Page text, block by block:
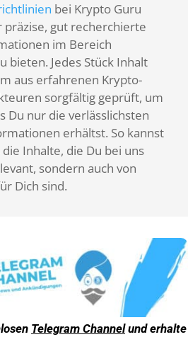
bei Krypto Guru
präzise, gut recherchierte
im Bereich
bieten. Jedes Stück Inhalt
aus erfahrenen Krypto-
sorgfältig geprüft, um
Du nur die verlässlichsten
erhältst. So kannst
Inhalte, die Du bei uns
sondern auch von
Dich sind.
Telegram Channelund erhalte